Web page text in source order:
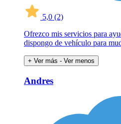
5,0 (2)
Ofrezco mis servicios para
dispongo de vehículo para
+ Ver más - Ver menos
Andres